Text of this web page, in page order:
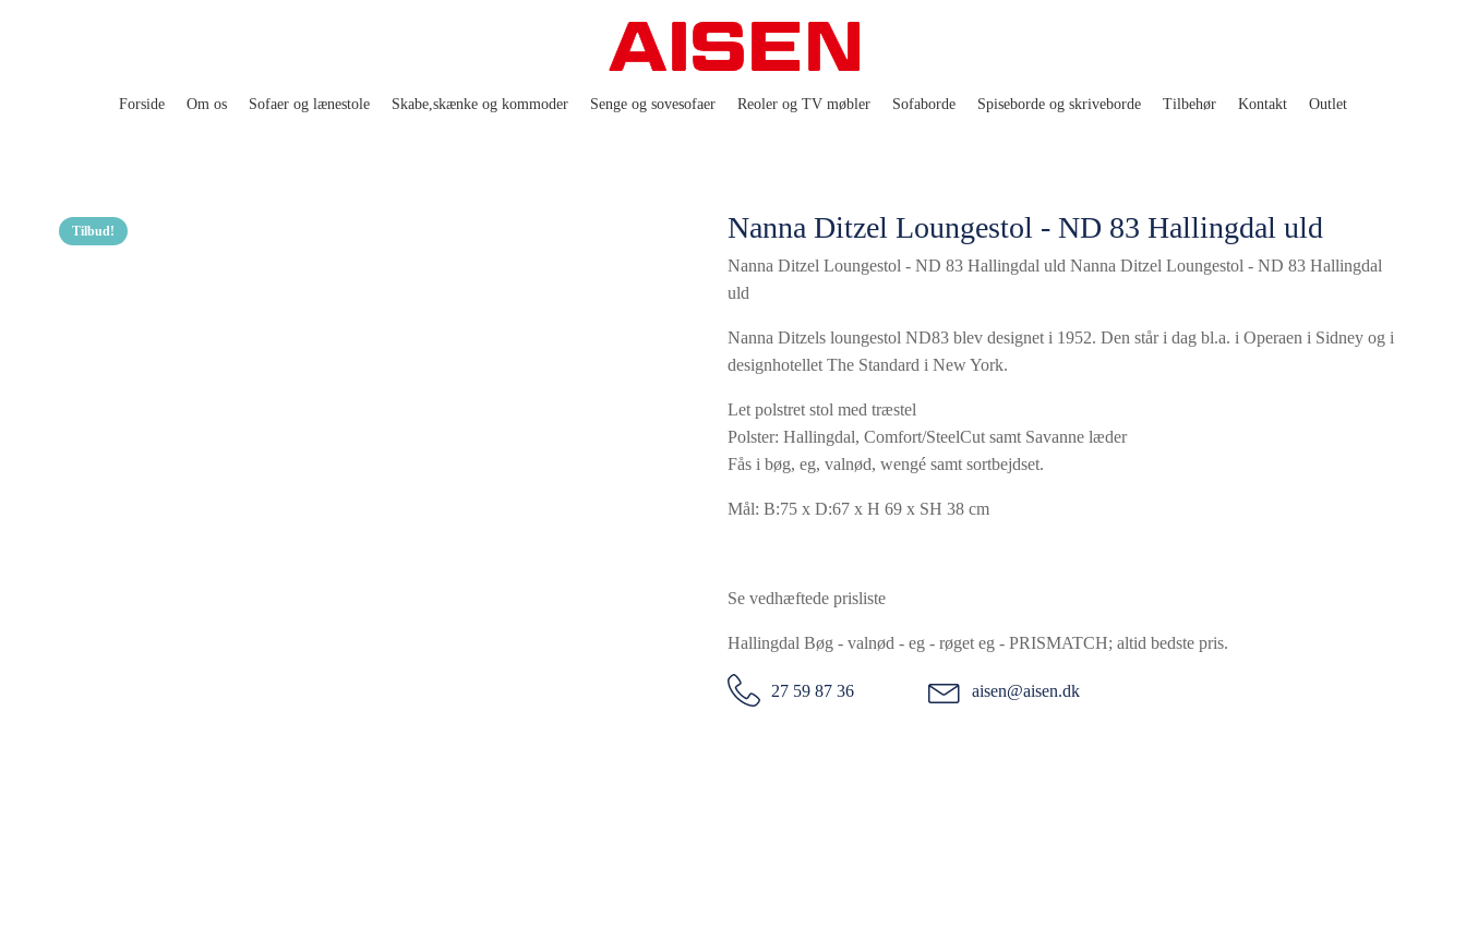
Forside Om os Sofaer og lænestole Skabe,skænke og kommoder Senge og sovesofaer Reoler og TV møbler Sofaborde Spiseborde og skriveborde Tilbehør Kontakt Outlet
Tilbud! Nanna Ditzel Loungestol - ND 83 Hallingdal uld
Nanna Ditzel Loungestol - ND 83 Hallingdal uld Nanna Ditzel Loungestol - ND 83 Hallingdal
uld
Nanna Ditzels loungestol ND83 blev designet i 1952. Den står i dag bl.a. i Operaen i Sidney og i
designhotellet The Standard i New York.
Let polstret stol med træstel
Polster: Hallingdal, Comfort/SteelCut samt Savanne læder
Fås i bøg, eg, valnød, wengé samt sortbejdset.
Mål: B:75 x D:67 x H 69 x SH 38 cm
Se vedhæftede prisliste
Hallingdal Bøg - valnød - eg - røget eg - PRISMATCH; altid bedste pris.
27 59 87 36 aisen@aisen.dk